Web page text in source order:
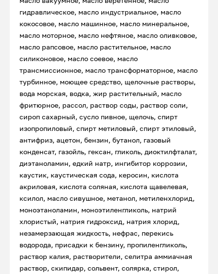
гидравлическое, масло индустриальное, масло
кокосовое, масло машинное, масло минеральное,
масло моторное, масло нефтяное, масло оливковое,
масло рапсовое, масло растительное, масло
силиконовое, масло соевое, масло
трансмиссионное, масло трансформаторное, масло
турбинное, моющее средство, щелочные растворы,
вода морская, водка, жир растительный, масло
фритюрное, рассол, раствор соды, раствор соли,
сироп сахарный, сусло пивное, щелочь, спирт
изопропиловый, спирт метиловый, спирт этиловый,
антифриз, ацетон, бензин, бутанол, газовый
конденсат, газойль, гексан, гликоль, диоктилфталат,
диэтаноламин, едкий натр, ингибитор коррозии,
каустик, каустическая сода, керосин, кислота
акриловая, кислота соляная, кислота щавелевая,
ксилол, масло сивушное, метанол, метиленхлорид,
моноэтаноламин, моноэтиленгликоль, натрий
хлористый, натрия гидроксид, натрия хлорид,
незамерзающая жидкость, нефрас, перекись
водорода, присадки к бензину, пропиленгликоль,
раствор калия, растворители, селитра аммиачная
раствор, скипидар, сольвент, солярка, стирол,